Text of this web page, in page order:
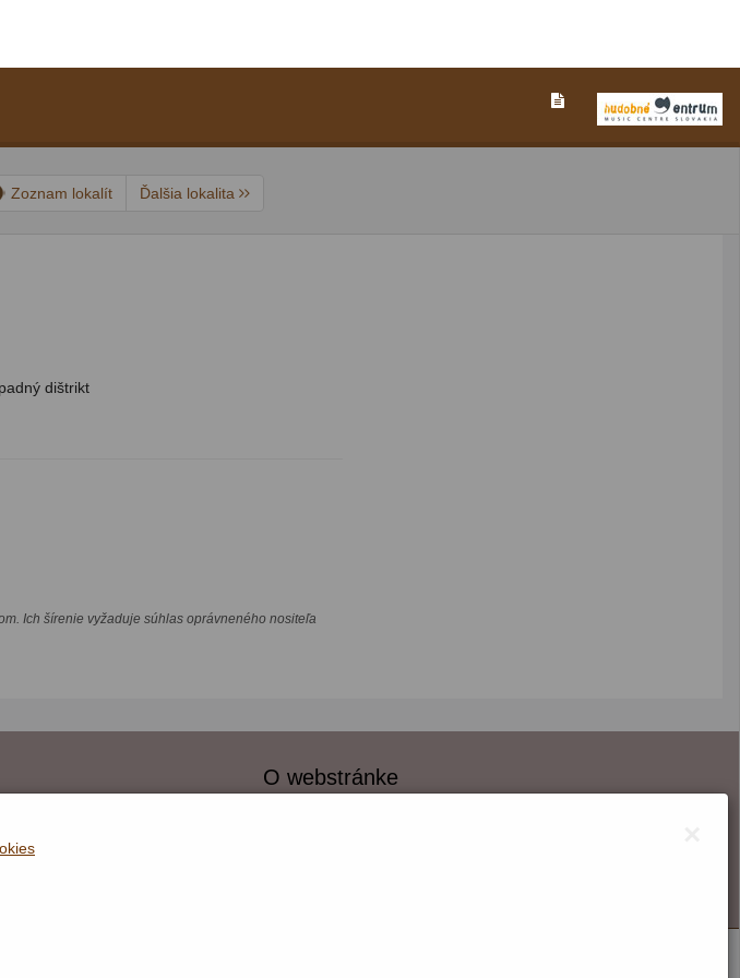
Zoznam lokalít Ďalšia lokalita
dištrikt
Ich šírenie vyžaduje súhlas oprávneného nositeľa
O webstránke